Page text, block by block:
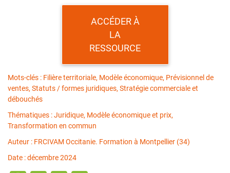
ACCÉDER À
LA
RESSOURCE
Mots-clés : Filière territoriale, Modèle économique, Prévisionnel de
ventes, Statuts / formes juridiques, Stratégie commerciale et
débouchés
Thématiques : Juridique, Modèle économique et prix,
Transformation en commun
Auteur : FRCIVAM Occitanie. Formation à Montpellier (34)
Date : décembre 2024